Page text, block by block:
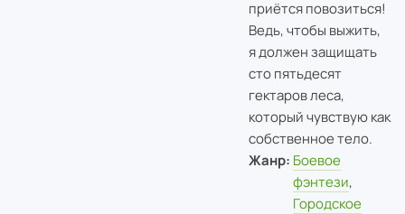
приётся повозиться!
Ведь, чтобы выжить,
я должен защищать
сто пятьдесят
гектаров леса,
который чувствую как
собственное тело.
Жанр: Боевое
фэнтези,
Городское